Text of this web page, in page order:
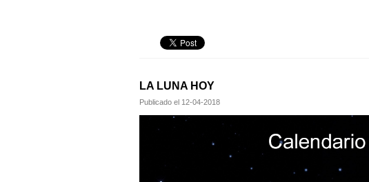
LA LUNA HOY
Publicado el 12-04-2018